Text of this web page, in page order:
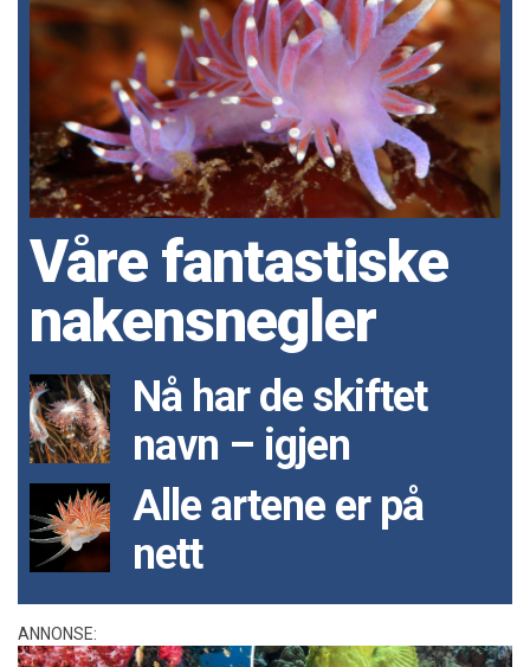
Våre fantastiske
nakensnegler
Nå har de skiftet
navn – igjen
Alle artene er på
nett
ANNONSE: